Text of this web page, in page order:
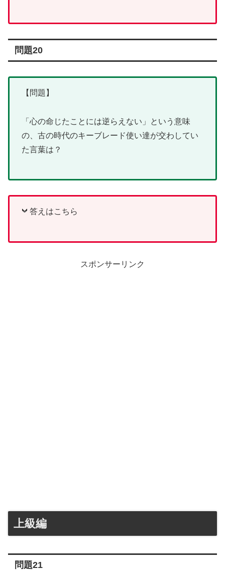
問題20
【問題】
「心の命じたことには逆らえない」という意味
の、古の時代のキーブレード使い達が交わしてい
た言葉は？
答えはこちら
スポンサーリンク
上級編
問題21